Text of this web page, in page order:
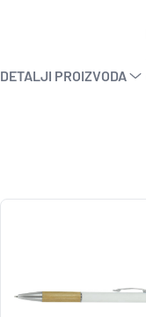
DETALJI PROIZVODA